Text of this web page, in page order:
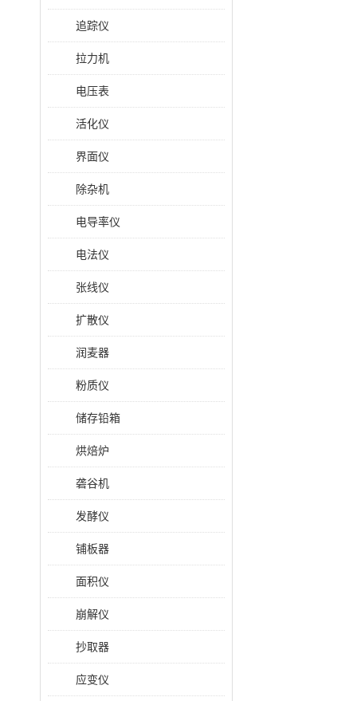
追踪仪
拉力机
电压表
活化仪
界面仪
除杂机
电导率仪
电法仪
张线仪
扩散仪
润麦器
粉质仪
储存铅箱
烘焙炉
砻谷机
发酵仪
铺板器
面积仪
崩解仪
抄取器
应变仪